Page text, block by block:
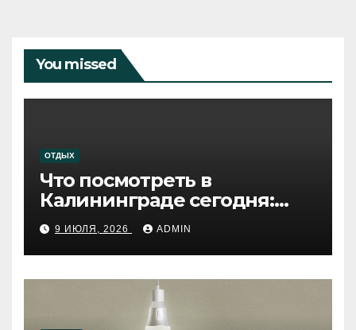
You missed
ОТДЫХ
Что посмотреть в
Калининграде сегодня:
путеводитель по самому
западному городу России
9 ИЮЛЯ, 2026 ADMIN